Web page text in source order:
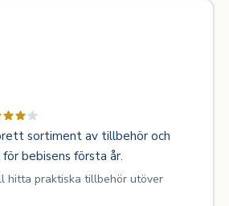
sortiment av tillbehör och
bebisens första år.
hitta praktiska tillbehör utöver